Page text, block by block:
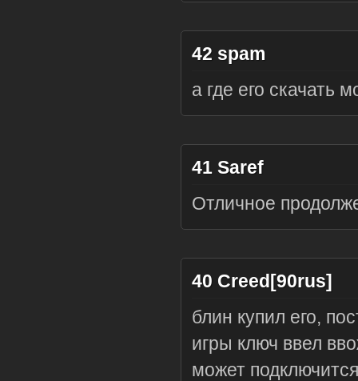
42 spam
а где его скачать
41 Saref
Отличное
40 Creed[90rus]
блин купил его,
игры ключ ввел
может